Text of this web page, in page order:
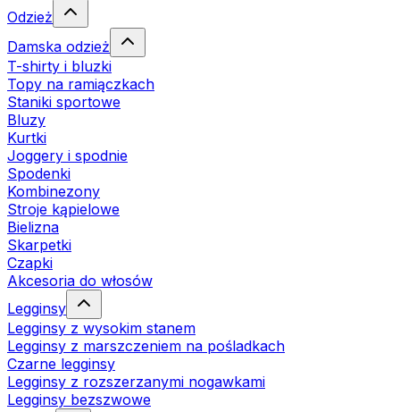
Odzież
Damska odzież
T-shirty i bluzki
Topy na ramiączkach
Staniki sportowe
Bluzy
Kurtki
Joggery i spodnie
Spodenki
Kombinezony
Stroje kąpielowe
Bielizna
Skarpetki
Czapki
Akcesoria do włosów
Legginsy
Legginsy z wysokim stanem
Legginsy z marszczeniem na pośladkach
Czarne legginsy
Legginsy z rozszerzanymi nogawkami
Legginsy bezszwowe